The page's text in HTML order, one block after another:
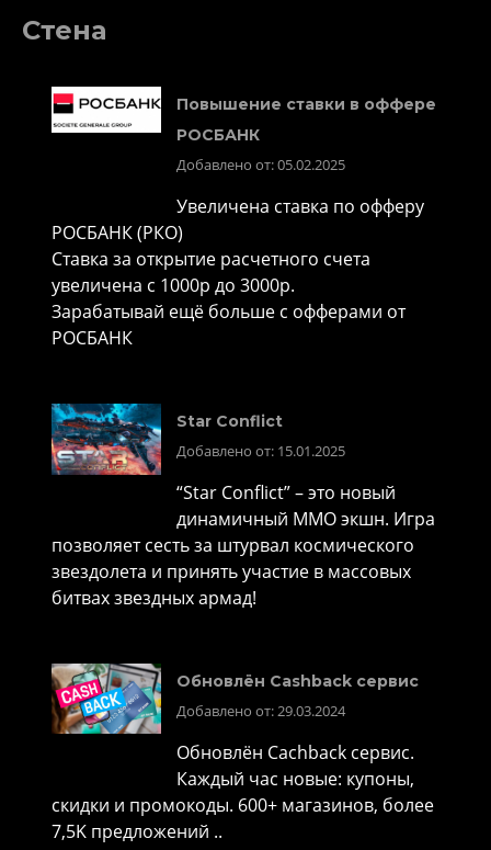
Стена
Повышение ставки в оффере
РОСБАНК
Добавлено от: 05.02.2025
Увеличена ставка по офферу
РОСБАНК (РКО)
Ставка за открытие расчетного счета
увеличена с 1000р до 3000р.
Зарабатывай ещё больше с офферами от
РОСБАНК
Star Conflict
Добавлено от: 15.01.2025
“Star Conflict” – это новый
динамичный MMO экшн. Игра
позволяет сесть за штурвал космического
звездолета и принять участие в массовых
битвах звездных армад!
Обновлён Cashback сервис
Добавлено от: 29.03.2024
Обновлён Cachback сервис.
Каждый час новые: купоны,
скидки и промокоды. 600+ магазинов, более
7,5K предложений ..